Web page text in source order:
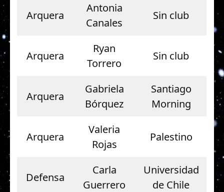
Arquera
Antonia
Canales
Sin club
Arquera
Ryan
Torrero
Sin club
Arquera
Gabriela
Bórquez
Santiago
Morning
Arquera
Valeria
Rojas
Palestino
Defensa
Carla
Guerrero
Universidad
de Chile